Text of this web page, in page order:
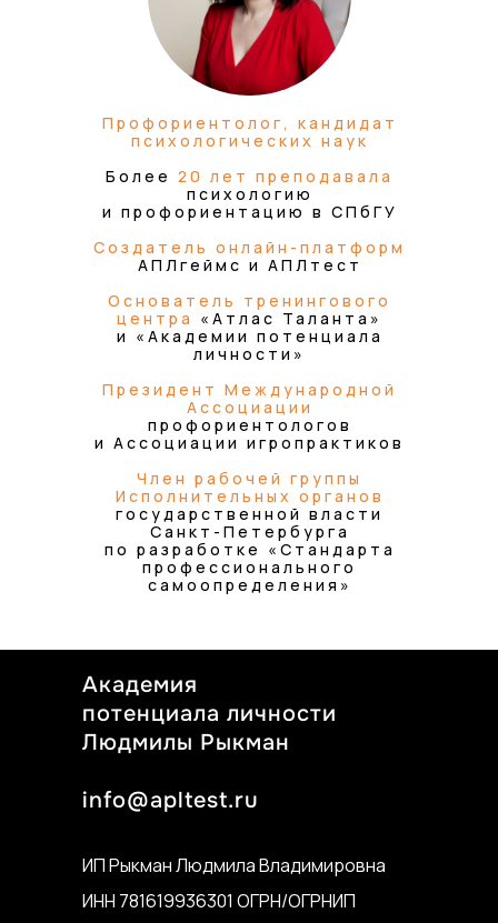
Профориентолог, кандидат
психологических наук
Более 20 лет преподавала
психологию
и профориентацию в СПбГУ
Создатель онлайн-платформ
АПЛгеймс и АПЛтест
Основатель тренингового
центра «Атлас Таланта»
и «Академии потенциала
личности»
Президент Международной
Ассоциации
профориентологов
и Ассоциации игропрактиков
Член рабочей группы
Исполнительных органов
государственной власти
Санкт-Петербурга
по разработке «Стандарта
профессионального
самоопределения»
Академия
потенциала личности
Людмилы Рыкман
info@apltest.ru
ИП Рыкман Людмила Владимировна
ИНН 781619936301 ОГРН/ОГРНИП